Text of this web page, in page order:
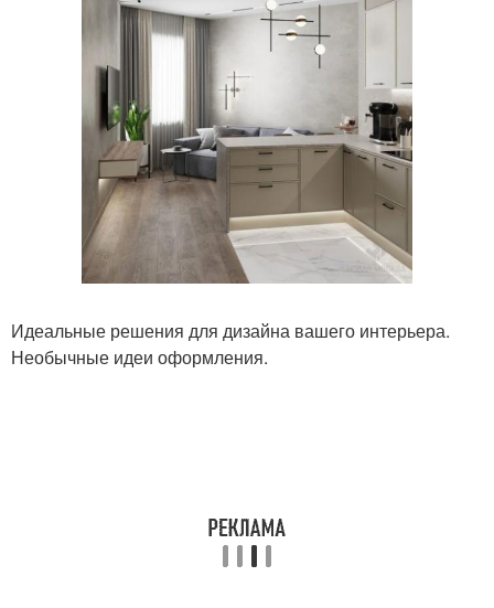
Идеальные решения для дизайна вашего интерьера.
Необычные идеи оформления.